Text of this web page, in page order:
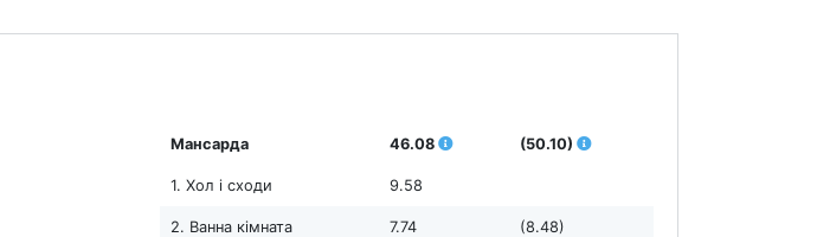
Мансарда 46.08 (50.10)
1. Хол і сходи 9.58
2. Ванна кімната 7.74 (8.48)